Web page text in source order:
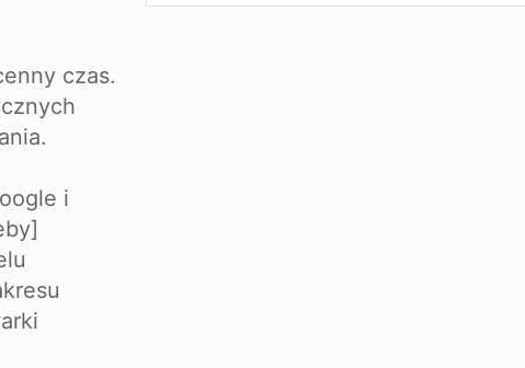
czas.
i